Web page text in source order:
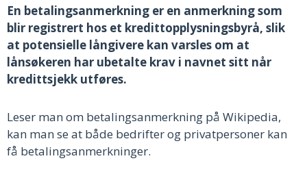
En betalingsanmerkning er en anmerkning som
blir registrert hos et kredittopplysningsbyrå, slik
at potensielle långivere kan varsles om at
lånsøkeren har ubetalte krav i navnet sitt når
kredittsjekk utføres.
Leser man om betalingsanmerkning på Wikipedia,
kan man se at både bedrifter og privatpersoner kan
få betalingsanmerkninger.